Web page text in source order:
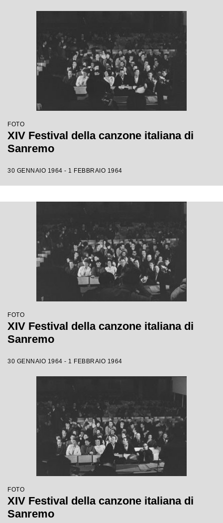
FOTO
XIV Festival della canzone italiana di
Sanremo
30 GENNAIO 1964 - 1 FEBBRAIO 1964
FOTO
XIV Festival della canzone italiana di
Sanremo
30 GENNAIO 1964 - 1 FEBBRAIO 1964
FOTO
XIV Festival della canzone italiana di
Sanremo